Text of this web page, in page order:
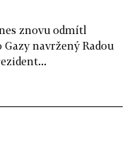
znovu odmítl
navržený Radou